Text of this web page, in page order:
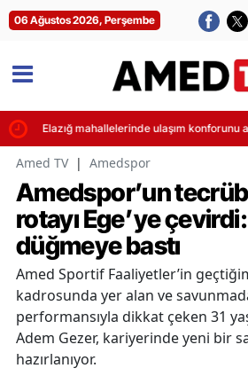
06 Ağustos 2026, Perşembe
Elazığ mahallelerinde ulaşım konforunu
Amed TV | Amedspor
Amedspor’un
rotayı Ege’ye
düğmeye bastı
Amed Sportif Faaliyetler’in
kadrosunda yer alan ve
performansıyla dikkat çeken 31
Adem Gezer, kariyerinde yeni bir
hazırlanıyor.